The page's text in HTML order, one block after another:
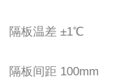
隔板温差 ±1℃
隔板间距 100mm